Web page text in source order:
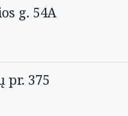
g. 54A
pr. 375